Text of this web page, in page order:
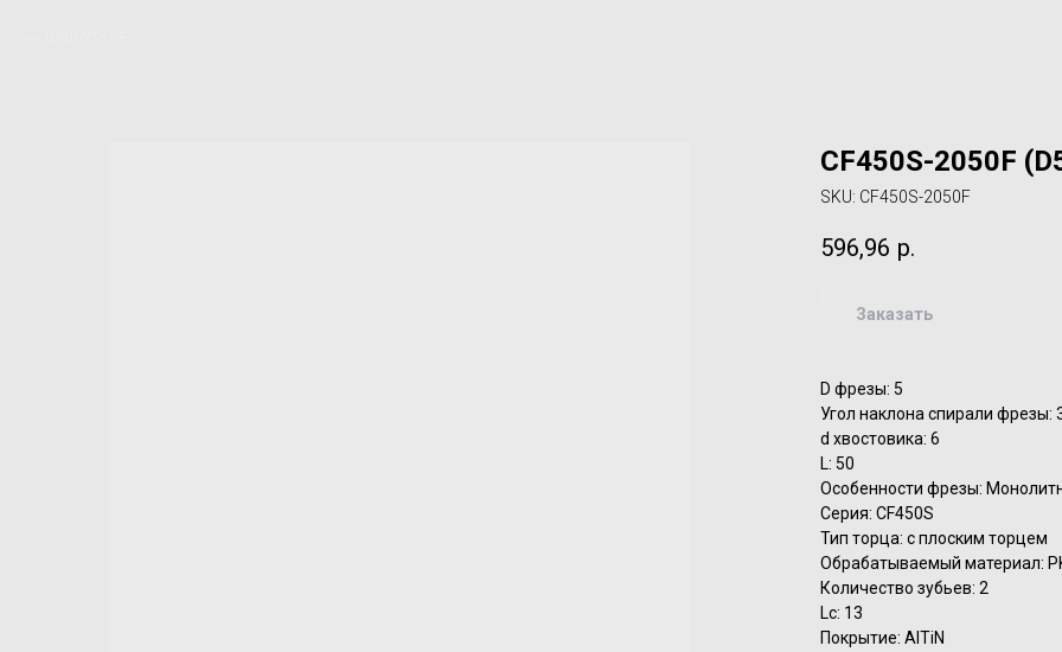
CF450S-2050F
SKU: CF450S-2050F
596,96 р.
Заказать
D фрезы: 5
Угол наклона спирали фрезы:
d хвостовика: 6
L: 50
Особенности фрезы:
Серия: CF450S
Тип торца: с плоским торцем
Обрабатываемый материал:
Количество зубьев: 2
Lc: 13
Покрытие: AlTiN